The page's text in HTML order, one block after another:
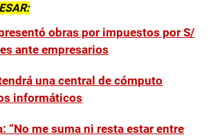
obras por impuestos por S/
ante empresarios
una central de cómputo
informáticos
“No me suma ni resta estar entre